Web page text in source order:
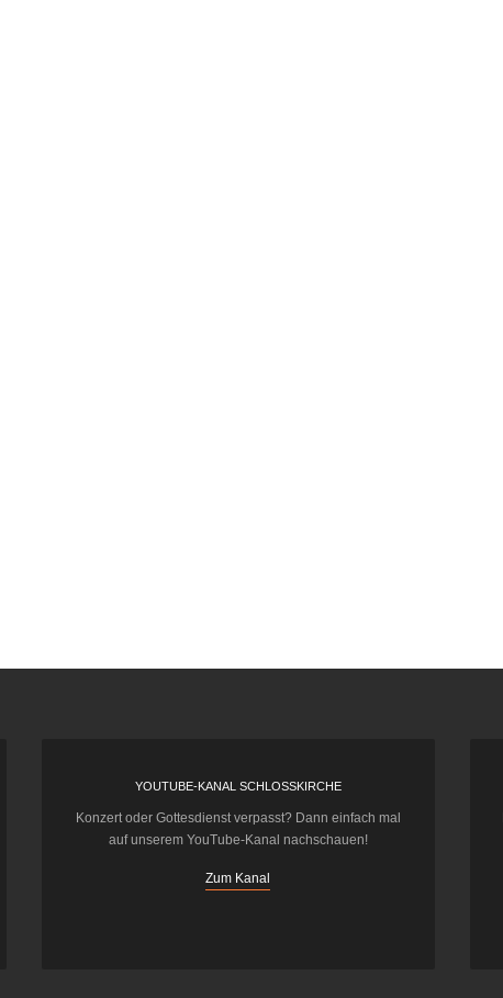
YOUTUBE-KANAL SCHLOSSKIRCHE
Konzert oder Gottesdienst verpasst? Dann einfach mal
auf unserem YouTube-Kanal nachschauen!
Zum Kanal